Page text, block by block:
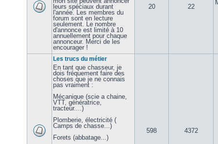
leurs spéciaux durant
l'année. Les membres du
forum sont en lecture
seulement. Le nombre
d'annonce est limité à 10
annuellement pour chaque
annonceur. Merci de les
encourager !
20 22
Les trucs du métier
En tant que chasseur, je
dois fréquement faire des
choses que je ne connais
pas vraiment :
Mécanique (scie a chaine,
VTT, génératrice,
tracteur....)
Plomberie, électricité (
Camps de chasse...)
Forets (abbatage...)
598 4372